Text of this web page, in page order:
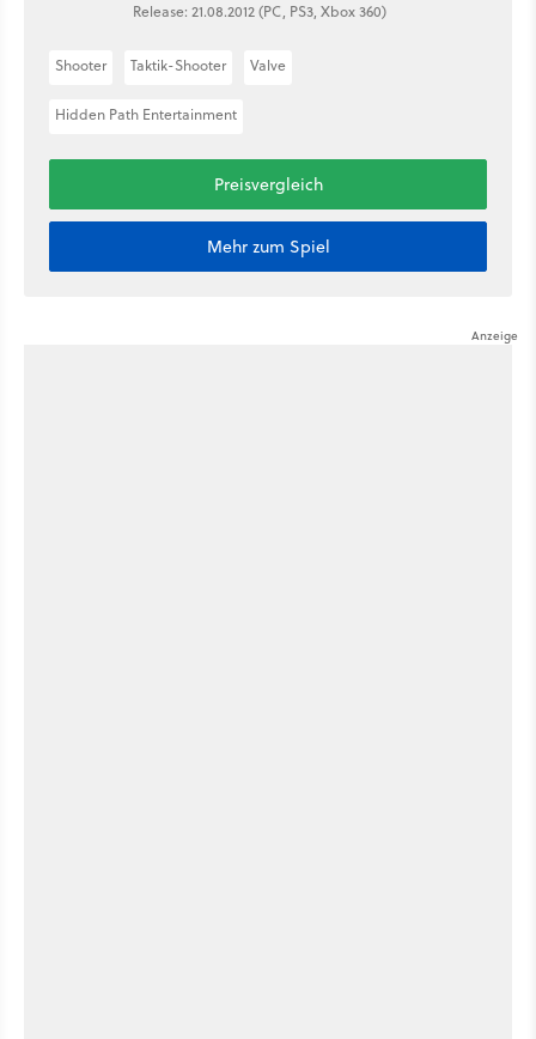
Release: 21.08.2012 (PC, PS3, Xbox 360)
Shooter Taktik-Shooter Valve
Hidden Path Entertainment
Preisvergleich
Mehr zum Spiel